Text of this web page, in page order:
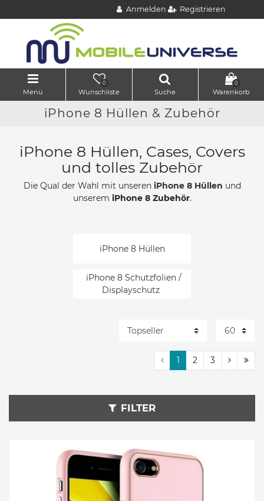
Anmelden Registrieren
Menü
0
Wunschliste Suche
0
Warenkorb
iPhone 8 Hüllen & Zubehör
iPhone 8 Hüllen, Cases, Covers
und tolles Zubehör
Die Qual der Wahl mit unseren iPhone 8 Hüllen und
unserem iPhone 8 Zubehör.
iPhone 8 Hüllen
iPhone 8 Schutzfolien /
Displayschutz
Zubehör
iPhone 8 Sport Armband
1 2 3
FILTER